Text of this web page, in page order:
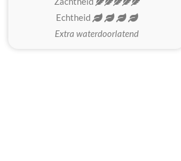
Echtheid
Extra waterdoorlatend